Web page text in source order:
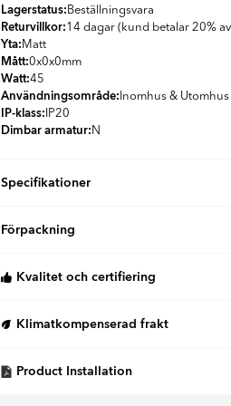
Lagerstatus: Beställningsvara
Returvillkor:14 dagar (kund betalar 20%
Yta: Matt
Mått:0x0x0mm
Watt:45
Användningsområde: Inomhus & Utomhus
IP-klass: IP20
Dimbar armatur: N
Specifikationer
Färg:
Land: Tyskland
Förpackning
St/box:
KG per Box:
Kvalitet och certifiering
När du handlar inredningsprodukter från
trygg med att våra produkter kommer från
enbart med tillverkare som uppfyller EU:s
Klimatkompenserad frakt
Vi erbjuder 100 % klimatkompenserade
och DSV i Sverige och Danmark.
Product Installation